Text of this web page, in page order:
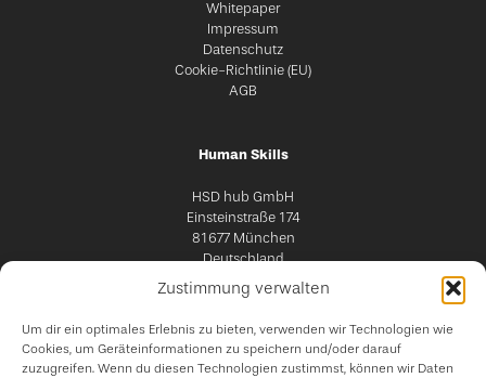
Zustimmung verwalten
Um dir ein optimales Erlebnis zu bieten, verwenden wir Technologien wie
Cookies, um Geräteinformationen zu speichern und/oder darauf
zuzugreifen. Wenn du diesen Technologien zustimmst, können wir Daten
Whitepaper
Impressum
Datenschutz
Cookie-Richtlinie (EU)
AGB
Human Skills
HSD hub GmbH
Einsteinstraße 174
81677 München
Deutschland